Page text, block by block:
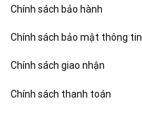
Chính sách bảo hành
Chính sách bảo mật thông tin
Chính sách giao nhận
Chính sách thanh toán